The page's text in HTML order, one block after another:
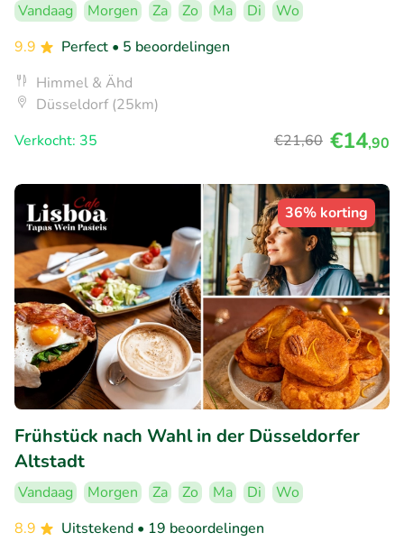
Vandaag Morgen Za Zo Ma Di
Wo
9.9
Perfect • 5 beoordelingen
Himmel & Ähd
Düsseldorf (25km)
Verkocht: 35
€21,60 €14,90
36% korting
Frühstück nach Wahl in der Düsseldorfer
Altstadt
Vandaag Morgen Za Zo Ma Di
Wo
8.9
Uitstekend • 19 beoordelingen